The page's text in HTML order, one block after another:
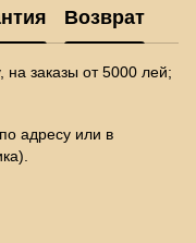
Возврат
на заказы от 5000 лей;
адресу или в